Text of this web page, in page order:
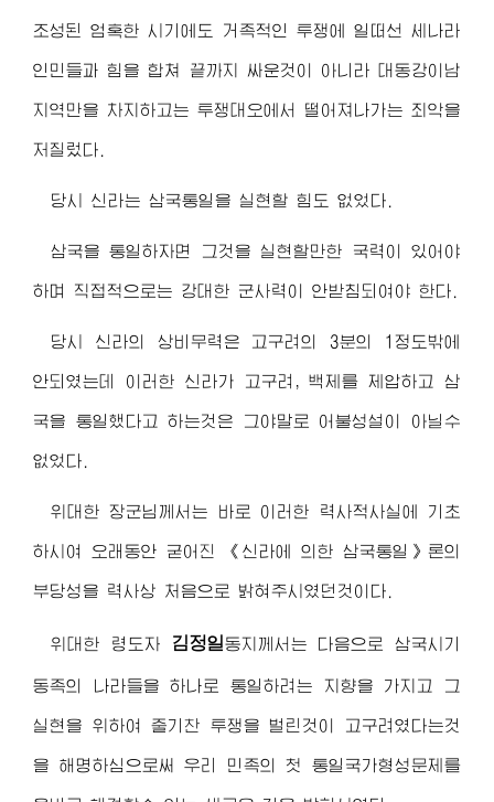
조성된 엄혹한 시기에도 거족적인 투쟁에 일떠선 세나라
인민들과 힘을 합쳐 끝까지 싸운것이 아니라 대동강이남
지역만을 차지하고는 투쟁대오에서 떨어져나가는 죄악을
저질렀다.
당시 신라는 삼국통일을 실현할 힘도 없었다.
삼국을 통일하자면 그것을 실현할만한 국력이 있어야
하며 직접적으로는 강대한 군사력이 안받침되여야 한다.
당시 신라의 상비무력은 고구려의 3분의 1정도밖에
안되였는데 이러한 신라가 고구려, 백제를 제압하고 삼
국을 통일했다고 하는것은 그야말로 어불성설이 아닐수
없었다.
위대한 장군님 께서는 바로 이러한 력사적사실에 기초
하시여 오래동안 굳어진 《신라에 의한 삼국통일》론의
부당성을 력사상 처음으로 밝혀주시였던것이다.
위대한 령도자 김정일동지 께서는 다음으로 삼국시기
동족의 나라들을 하나로 통일하려는 지향을 가지고 그
실현을 위하여 줄기찬 투쟁을 벌린것이 고구려였다는것
을 해명하심으로써 우리 민족의 첫 통일국가형성문제를